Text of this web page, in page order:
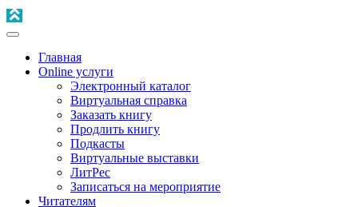
Главная
Online услуги
Электронный каталог
Виртуальная справка
Заказать книгу
Продлить книгу
Подкасты
Виртуальные выставки
ЛитРес
Записаться на мероприятие
Читателям